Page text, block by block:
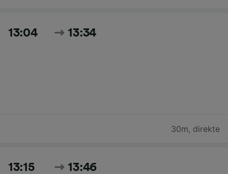
13:04 13:34
30m, direkte
13:15 13:46